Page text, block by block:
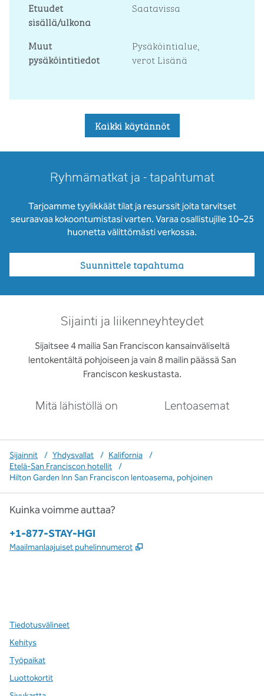
Etuudet
sisällä/ulkona
Saatavissa
Muut
pysäköintitiedot
Pysäköintialue,
verot Lisänä
Kaikki käytännöt
Ryhmämatkat ja - tapahtumat
Tarjoamme tyylikkäät tilat ja resurssit joita tarvitset
seuraavaa kokoontumistasi varten. Varaa osallistujille 10–25
huonetta välittömästi verkossa.
Suunnittele tapahtuma
Sijainti ja liikenneyhteydet
Sijaitsee 4 mailia San Franciscon kansainväliseltä
lentokentältä pohjoiseen ja vain 8 mailin päässä San
Franciscon keskustasta.
Mitä lähistöllä on Lentoasemat
Sijainnit / Yhdysvallat / Kalifornia
/
Etelä-San Franciscon hotellit
/
Hilton Garden Inn San Franciscon lentoasema, pohjoinen
Kuinka voimme auttaa?
Puhelin:
+1-877-STAY-HGI
Maailmanlaajuiset puhelinnumerot ,
Tiedotusvälineet
Kehitys
Työpaikat
Luottokortit